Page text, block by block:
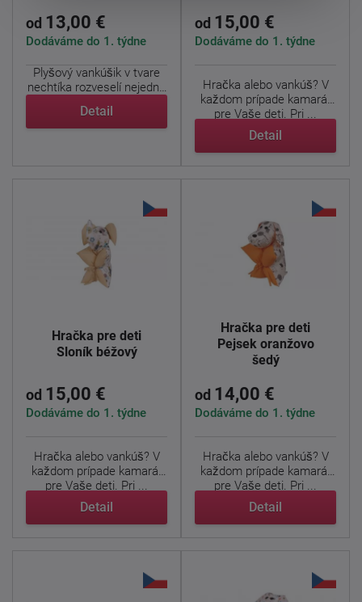
od 13,00 €
Dodáváme do 1. týdne
Plyšový vankúšik v tvare
nechtíka rozveselí nejednu
Detail
od 15,00 €
Dodáváme do 1. týdne
Hračka alebo vankúš? V
každom prípade kamarát
pre Vaše deti. Pri ...
Detail
Hračka pre deti
Sloník béžový
od 15,00 €
Dodáváme do 1. týdne
Hračka alebo vankúš? V
každom prípade kamarát
pre Vaše deti. Pri ...
Detail
Hračka pre deti
Pejsek oranžovo
šedý
od 14,00 €
Dodáváme do 1. týdne
Hračka alebo vankúš? V
každom prípade kamarát
pre Vaše deti. Pri ...
Detail